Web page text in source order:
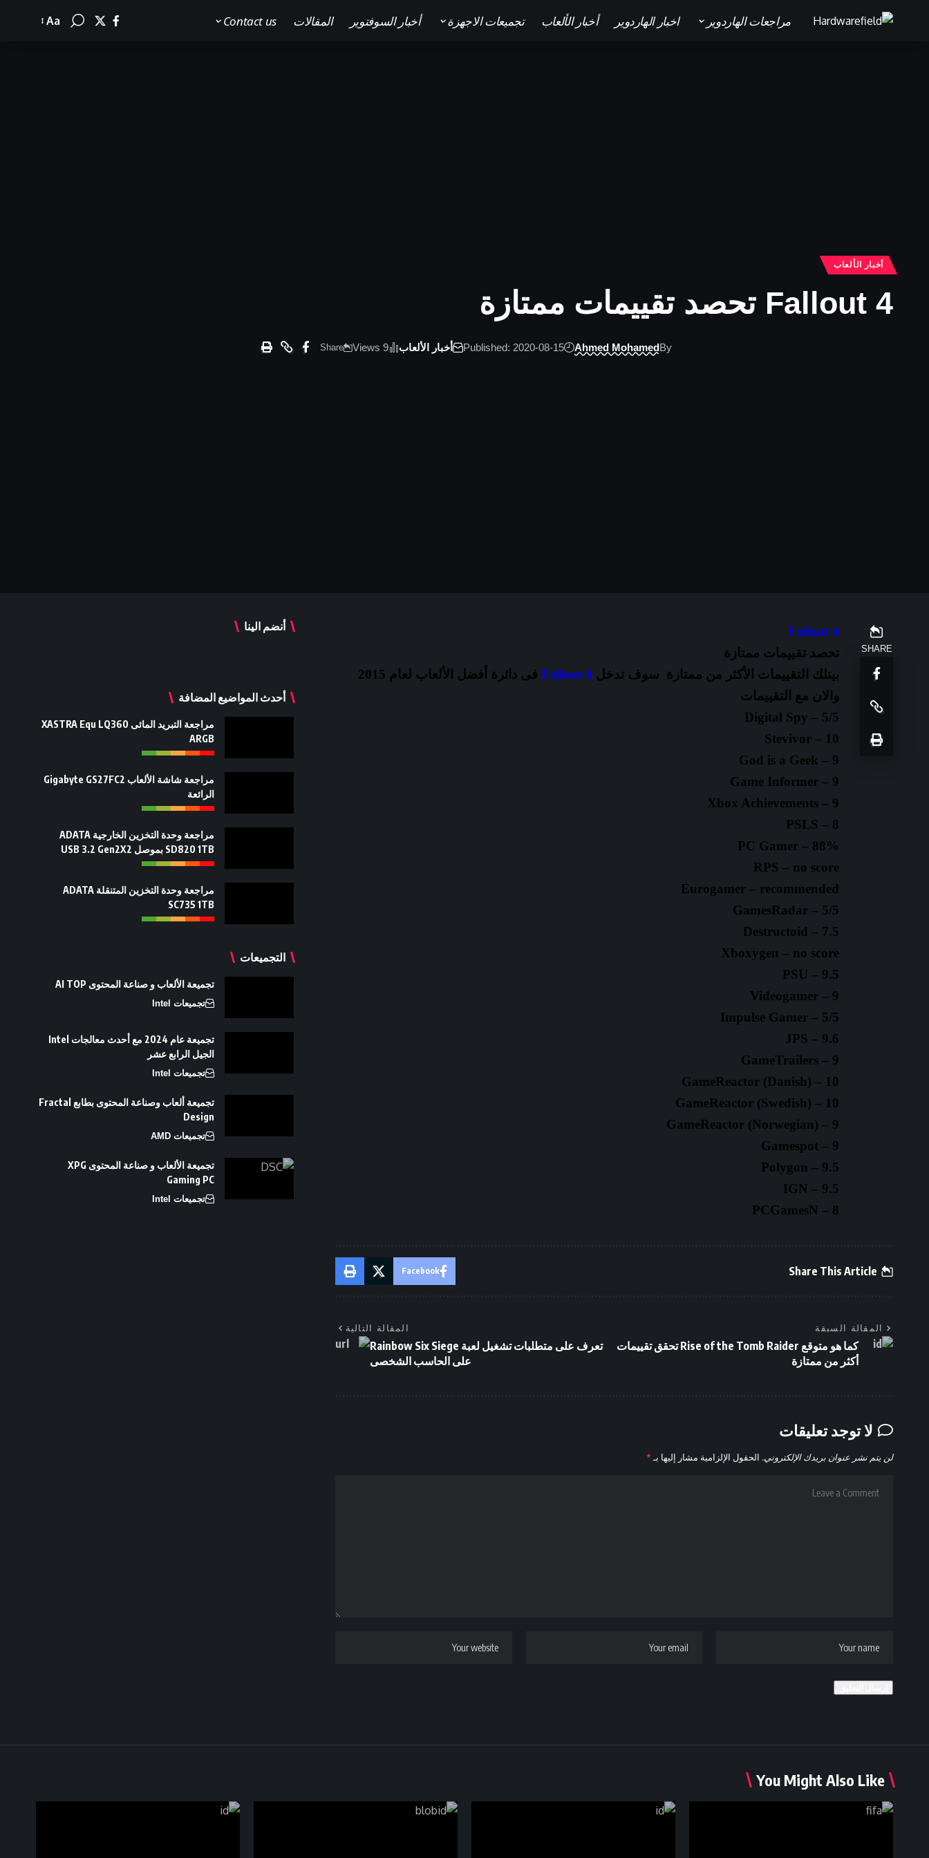
مراجعات الهاردوير اخبار الهاردوير أخبار الألعاب تجميعات الاجهزة أخبار السوفتوير المقالات Contact us
Font
Aa
أخبار الألعاب
Fallout 4 تحصد تقييمات ممتازة
By
Ahmed Mohamed
Published: 2020-08-15 أخبار الألعاب 9 Views
Share
SHARE
Fallout 4
تحصد تقييمات ممتازة
بيتلك التقييمات الأكثر من ممتازة سوف تدخل
فى دائرة أفضل الألعاب لعام 2015
والان مع التقييمات
Digital Spy – 5/5
Stevivor – 10
God is a Geek – 9
Game Informer – 9
Xbox Achievements – 9
PSLS – 8
PC Gamer – 88%
RPS – no score
Eurogamer – recommended
GamesRadar – 5/5
Destructoid – 7.5
Xboxygen – no score
PSU – 9.5
Videogamer – 9
Impulse Gamer – 5/5
JPS – 9.6
GameTrailers – 9
GameReactor (Danish) – 10
GameReactor (Swedish) – 10
GameReactor (Norwegian) – 9
Gamespot – 9
Polygon – 9.5
IGN – 9.5
PCGamesN – 8
Share This Article
Facebook
المقالة السبقة
كما هو متوقع Rise of the Tomb Raider تحقق تقييمات
أكثر من ممتازة
المقالة التالية
تعرف على متطلبات تشغيل لعبة Rainbow Six Siege
على الحاسب الشخصى
لا توجد تعليقات
لن يتم نشر عنوان بريدك الإلكتروني. الحقول الإلزامية مشار إليها بـ*
أنضم الينا
أحدث المواضيع المضافة
مراجعة التبريد المائى XASTRA Equ LQ360
ARGB
مراجعة شاشة الألعاب Gigabyte GS27FC2
الرائعة
مراجعة وحدة التخزين الخارجية ADATA
SD820 1TB بموصل USB 3.2 Gen2X2
مراجعة وحدة التخزين المتنقلة ADATA
SC735 1TB
التجميعات
تجميعة الألعاب و صناعة المحتوى AI TOP
تجميعات Intel
تجميعة عام 2024 مع أحدث معالجات Intel
الجيل الرابع عشر
تجميعات Intel
تجميعة ألعاب وصناعة المحتوى بطابع Fractal
Design
تجميعات AMD
تجميعة الألعاب و صناعة المحتوى XPG
Gaming PC
تجميعات Intel
You Might Also Like